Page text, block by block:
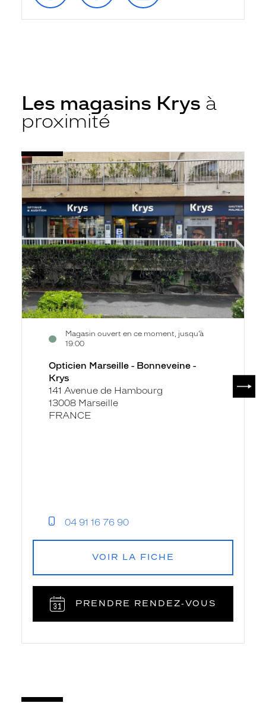
Les magasins Krys à
proximité
Opticien
Marseille
-
Bonneveine
-
Krys
Magasin ouvert en ce moment, jusqu’à
19:00
Voir
la
fiche
Opticien Marseille - Bonneveine -
Krys
141 Avenue de Hambourg
13008 Marseille
FRANCE
04 91 16 76 90
VOIR LA FICHE
PRENDRE RENDEZ‑VOUS